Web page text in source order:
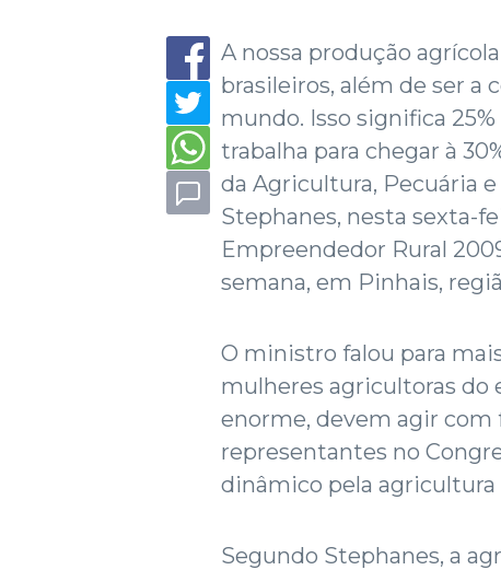
A nossa produção
brasileiros, além de ser a
mundo. Isso significa
trabalha para chegar à
da Agricultura, Pecuária
Stephanes, nesta sexta-
Empreendedor Rural
semana, em Pinhais,
O ministro falou para
mulheres agricultoras do
enorme, devem agir com
representantes no
dinâmico pela agricultura
Segundo Stephanes, a